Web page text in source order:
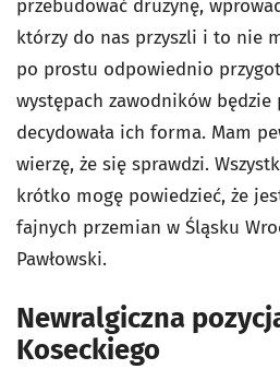
przebudować drużynę,
którzy do nas przyszli i to nie
po prostu odpowiednio
występach zawodników będzie
decydowała ich forma. Mam
wierzę, że się sprawdzi.
krótko mogę powiedzieć, że
fajnych przemian w Śląsku
Pawłowski.
Newralgiczna
Koseckiego